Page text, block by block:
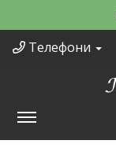
Телефони